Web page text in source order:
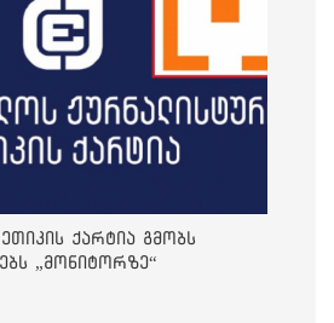
ქარტია გმობს
„მონიტორზე“